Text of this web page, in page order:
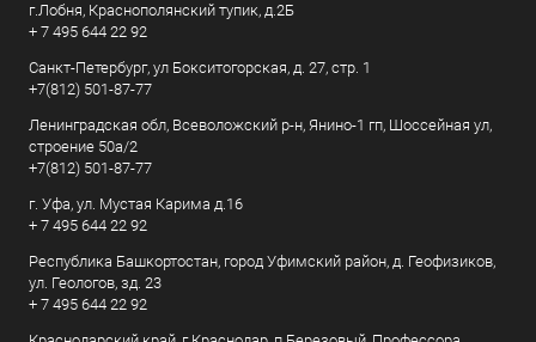
г.Лобня, Краснополянский тупик, д.2Б
+ 7 495 644 22 92
Санкт-Петербург, ул Бокситогорская, д. 27, стр. 1
+7(812) 501-87-77
Ленинградская обл, Всеволожский р-н, Янино-1 гп, Шоссейная ул,
строение 50а/2
+7(812) 501-87-77
г. Уфа, ул. Мустая Карима д.16
+ 7 495 644 22 92
Республика Башкортостан, город Уфимский район, д. Геофизиков,
ул. Геологов, зд. 23
+ 7 495 644 22 92